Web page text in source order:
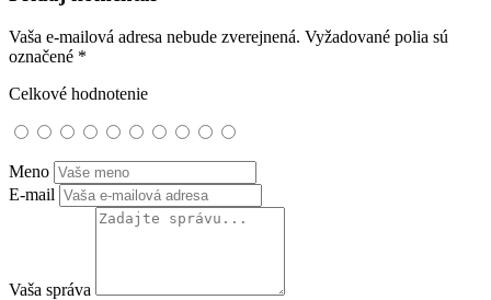
Vaša e-mailová adresa nebude zverejnená. Vyžadované polia sú
označené *
Celkové hodnotenie
Meno
E-mail
Vaša správa